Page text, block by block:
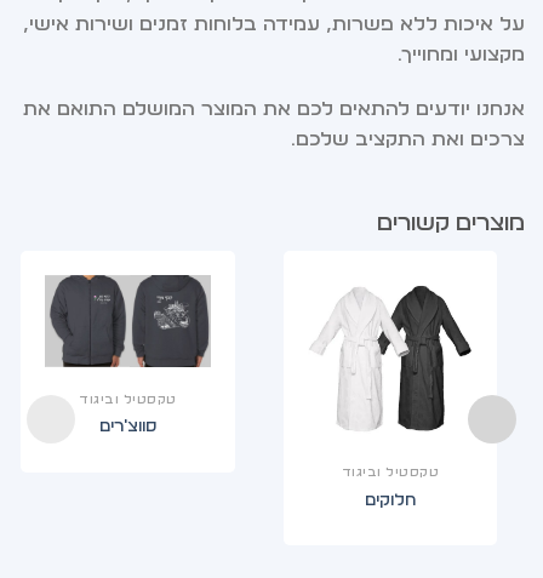
על איכות ללא פשרות, עמידה בלוחות זמנים ושירות אישי,
מקצועי ומחוייך.
אנחנו יודעים להתאים לכם את המוצר המושלם התואם את
צרכים ואת התקציב שלכם.
מוצרים קשורים
טקסטיל וביגוד
סווצ'רים
טקסטיל וביגוד
חלוקים